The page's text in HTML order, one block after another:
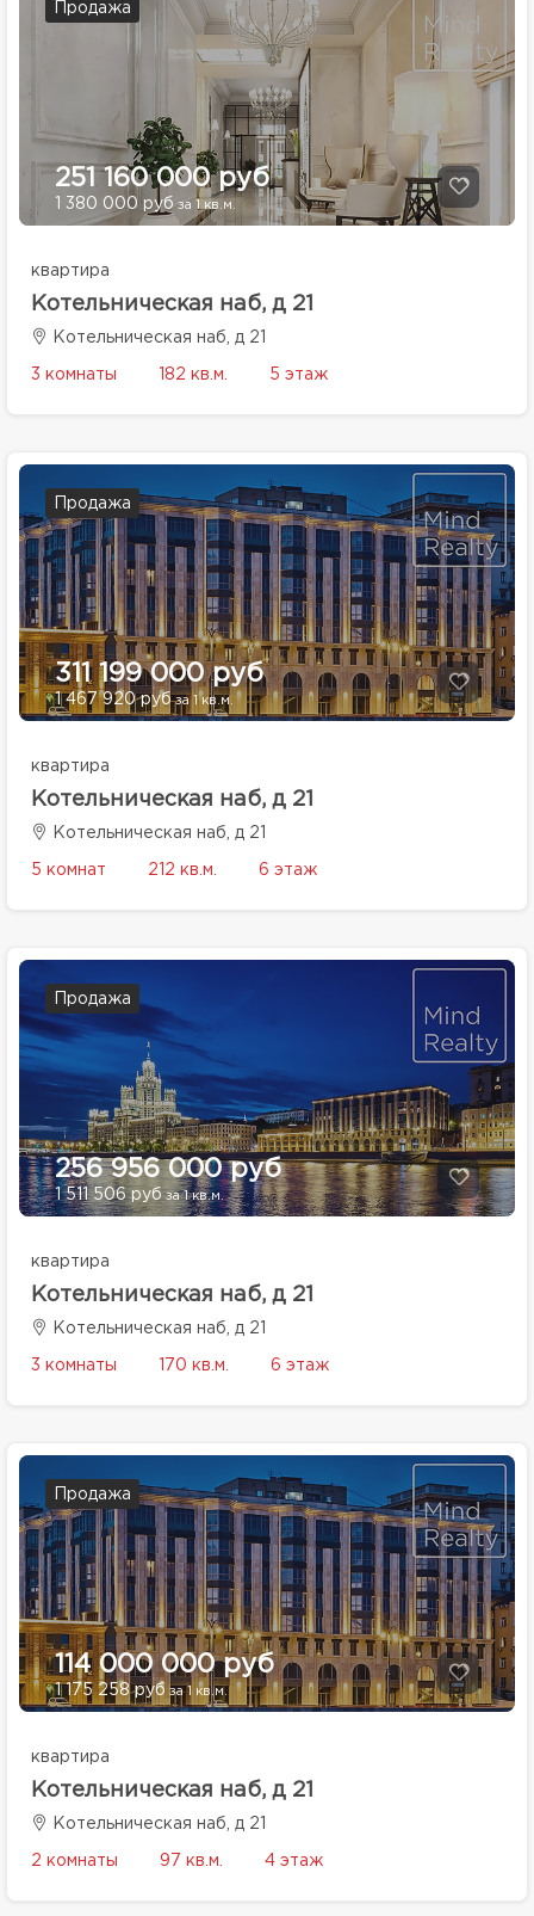
Продажа
251 160 000 руб
1 380 000 руб за 1 кв.м.
квартира
Котельническая наб, д 21
Котельническая наб, д 21
3 комнаты 182 кв.м. 5 этаж
Продажа
311 199 000 руб
1 467 920 рубза 1 кв.м.
квартира
Котельническая наб, д 21
Котельническая наб, д 21
5 комнат 212 кв.м. 6 этаж
Продажа
256 956 000 руб
1 511 506 руб за 1 кв.м.
квартира
Котельническая наб, д 21
Котельническая наб, д 21
3 комнаты 170 кв.м. 6 этаж
Продажа
114 000 000 руб
1 175 258 руб за 1 кв.м.
квартира
Котельническая наб, д 21
Котельническая наб, д 21
2 комнаты 97 кв.м. 4 этаж